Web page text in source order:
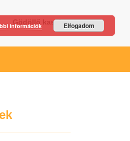
Gödöllő kastély
információk Elfogadom